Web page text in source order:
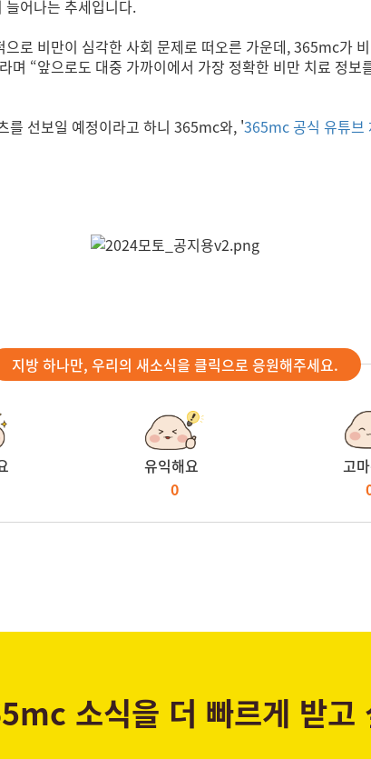
늘어나는 추세입니다.
로 비만이 심각한 사회 문제로 떠오른 가운데, 365mc가
며 “앞으로도 대중 가까이에서 가장 정확한 비만 치료 정
를 선보일 예정이라고 하니 365mc와, '365mc 공식 유튜브
지방 하나만, 우리의 새소식을 클릭으로 응원해주세요.
유익해요
0
고
소식을 더 빠르게 받고